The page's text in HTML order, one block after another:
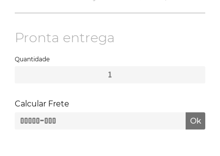
Pronta entrega
Quantidade
Calcular Frete
Ok